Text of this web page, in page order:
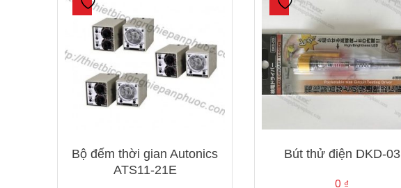
Bộ đếm thời gian Autonics
ATS11-21E
Bút thử điện DKD-03
0 ₫